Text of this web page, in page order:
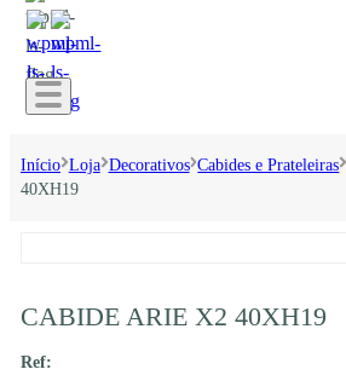
Início Loja Decorativos Cabides e Prateleiras
40XH19
CABIDE ARIE X2 40XH19
Ref: